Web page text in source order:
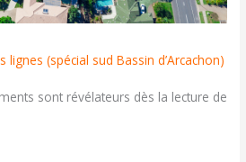
(spécial sud Bassin d’Arcachon)
sont révélateurs dès la lecture de